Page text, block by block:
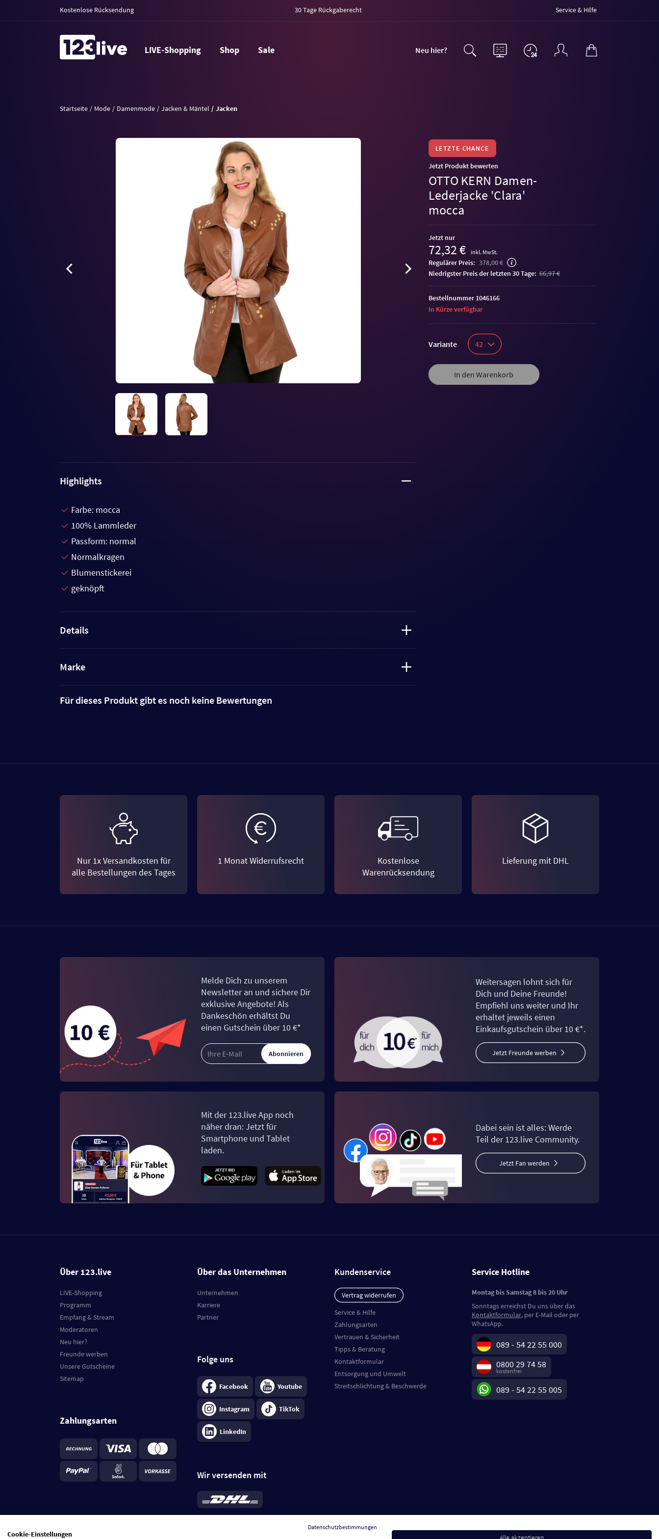
Kostenlose Rücksendung 30 Tage Rückgaberecht Service & Hilfe
LIVE-Shopping Shop Sale Neu hier?
Startseite Mode Damenmode Jacken & Mäntel Jacken
LETZTE CHANCE
Jetzt Produkt bewerten
OTTO KERN Damen-
Lederjacke 'Clara'
mocca
Jetzt nur
72,32 € inkl. MwSt.
Regulärer Preis: 378,00 €
niedrigster Preis der letzten 30 Tage: 66,97 €
Variante 42
In den Warenkorb
Bestellnummer 1046166
In Kürze verfügbar
Highlights
Farbe: mocca
100% Lammleder
Passform: normal
Normalkragen
Blumenstickerei
geknöpft
Details
Marke
Für dieses Produkt gibt es noch keine Bewertungen
Nur 1x Versandkosten für
alle Bestellungen des Tages
1 Monat Widerrufsrecht
Kostenlose
Warenrücksendung
Lieferung mit DHL
Melde Dich zu unserem
Newsletter an und sichere Dir
exklusive Angebote! Als
Dankeschön erhältst Du
einen Gutschein über 10 €*
Abonnieren
Weitersagen lohnt sich für
Dich und Deine Freunde!
Empfiehl uns weiter und Ihr
erhaltet jeweils einen
Einkaufsgutschein über 10 €*.
Jetzt Freunde werben
Mit der 123.live App noch
näher dran: Jetzt für
Smartphone und Tablet
laden.
Dabei sein ist alles: Werde
Teil der 123.live Community.
Jetzt Fan werden
Über 123.live
LIVE-Shopping
Programm
Empfang & Stream
Moderatoren
Neu hier?
Freunde werben
Unsere Gutscheine
Sitemap
Zahlungsarten
Über das Unternehmen
Unternehmen
Karriere
Partner
Folge uns
Facebook Youtube
Instagram TikTok
LinkedIn
Wir versenden mit
*Standard 6,95 €; bei Kühlware zzgl. 0,99 €
je Bestellung, insgesamt 7,94 €. Lieferzeit3-
Kundenservice
Vertrag widerrufen
Service & Hilfe
Zahlungsarten
Vertrauen & Sicherheit
Tipps & Beratung
Kontaktformular
Entsorgung und Umwelt
Streitschlichtung & Beschwerde
Service Hotline
Montag bis Samstag 8 bis 20 Uhr
Sonntags erreichst Du uns über das
Kontaktformular, per E-Mail oder per
WhatsApp.
089 - 54 22 55 000
0800 29 74 58
kostenfrei
089 - 54 22 55 005
Datenschutzbestimmungen
Cookie-Einstellungen